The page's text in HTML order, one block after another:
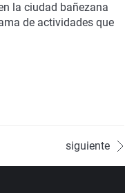
la ciudad bañezana
de actividades que
siguiente